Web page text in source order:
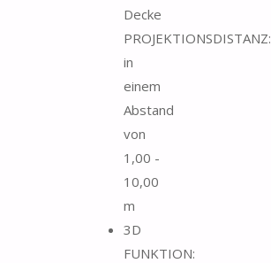
Decke
PROJEKTIONSDISTANZ:
in
einem
Abstand
von
1,00 -
10,00
m
3D
FUNKTION: